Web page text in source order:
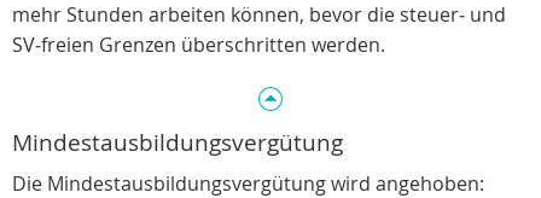
mehr Stunden arbeiten können, bevor die steuer‑ und
SV‑freien Grenzen überschritten werden.
Mindestausbildungsvergütung
Die Mindestausbildungsvergütung wird angehoben: